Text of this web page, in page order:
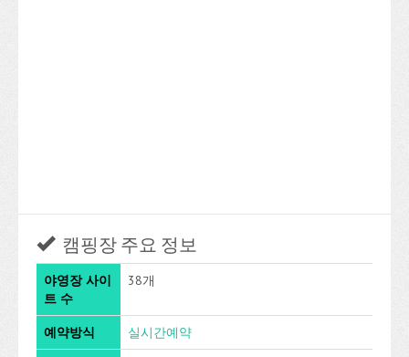
캠핑장 주요 정보
야영장 사이
트 수
38개
예약방식 실시간예약